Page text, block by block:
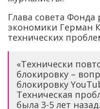
Глава совета
экономики Герман
технических
«Технически
блокировку –
блокировку
Техническая
была 3-5 лет